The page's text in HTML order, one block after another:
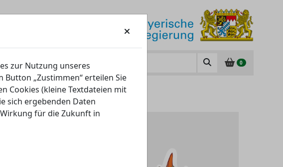
0
zur Nutzung unseres
Button „Zustimmen“ erteilen Sie
Cookies (kleine Textdateien mit
sich ergebenden Daten
für die Zukunft in